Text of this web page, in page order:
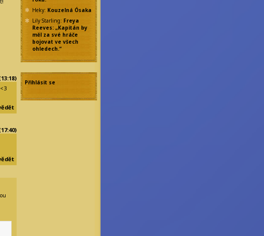
Heky: Kouzelná Ósaka
Lily Starling: Freya
Reeves: „Kapitán by
měl za své hráče
bojovat ve všech
ohledech.“
Přihlásit se